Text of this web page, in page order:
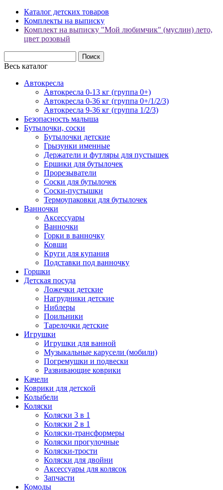
Каталог детских товаров
Комплекты на выписку
Комплект на выписку "Мой любимчик" (муслин) лето,
цвет розовый
Весь каталог
Автокресла
Автокресла 0-13 кг (группа 0+)
Автокресла 0-36 кг (группа 0+/1/2/3)
Автокресла 9-36 кг (группа 1/2/3)
Безопасность малыша
Бутылочки, соски
Бутылочки детские
Грызунки именные
Держатели и футляры для пустышек
Ершики для бутылочек
Прорезыватели
Соски для бутылочек
Соски-пустышки
Термоупаковки для бутылочек
Ванночки
Аксессуары
Ванночки
Горки в ванночку
Ковши
Круги для купания
Подставки под ванночку
Горшки
Детская посуда
Ложечки детские
Нагрудники детские
Ниблеры
Поильники
Тарелочки детские
Игрушки
Игрушки для ванной
Музыкальные карусели (мобили)
Погремушки и подвески
Развивающие коврики
Качели
Коврики для детской
Колыбели
Коляски
Коляски 3 в 1
Коляски 2 в 1
Коляски-трансформеры
Коляски прогулочные
Коляски-трости
Коляски для двойни
Аксессуары для колясок
Запчасти
Комоды